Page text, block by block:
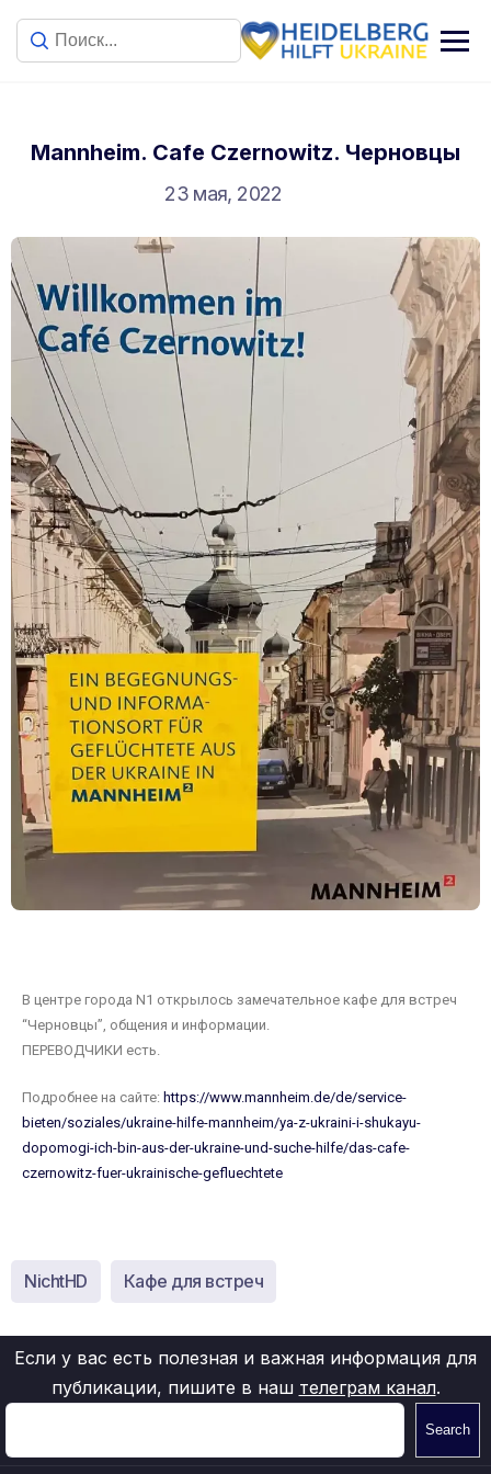
Mannheim. Cafe Czernowitz. Черновцы
23 мая, 2022
B центре города N1 открылось замечательное кафе для встреч
“Черновцы”, общения и информации.
ПЕРЕВОДЧИКИ есть.
Подробнее на сайте: https://www.mannheim.de/de/service-
bieten/soziales/ukraine-hilfe-mannheim/ya-z-ukraini-i-shukayu-
dopomogi-ich-bin-aus-der-ukraine-und-suche-hilfe/das-cafe-
czernowitz-fuer-ukrainische-gefluechtete
NichtHD Кафе для встреч
Если у вас есть полезная и важная информация для
публикации, пишите в наш телеграм канал.
Search